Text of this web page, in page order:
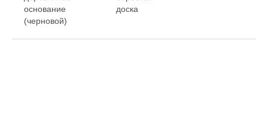
основание
(черновой)
доска